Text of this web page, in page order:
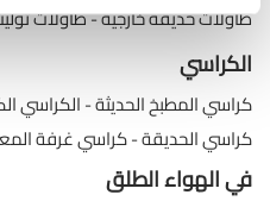
طاولات طاولات حديقة خارجية
الكراسي
الكراسي كراسي المطبخ الحديثة
كراسي غرفة كراسي الحديقة
في الهواء الطلق